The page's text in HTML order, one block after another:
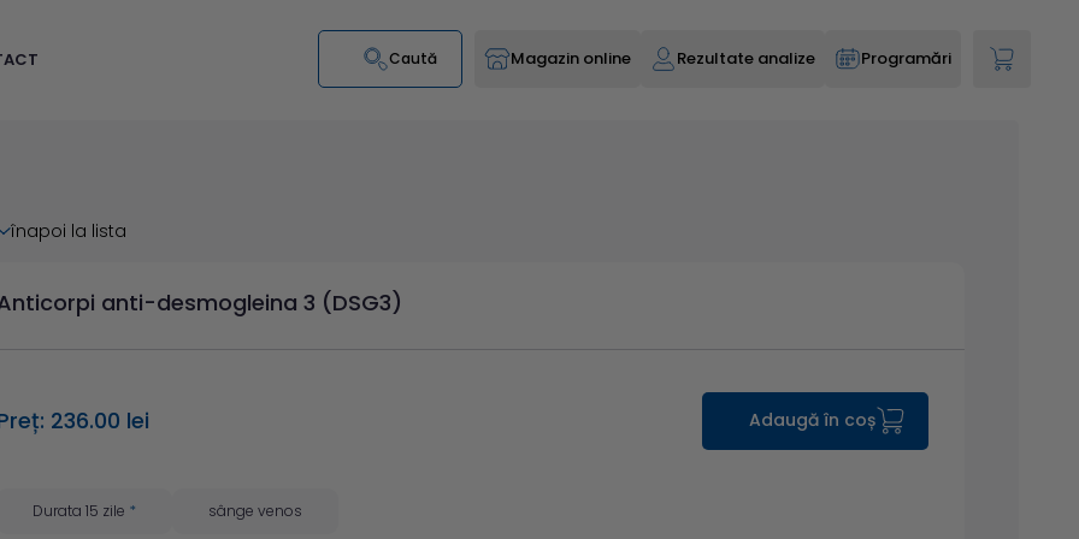
Caută Magazin online Rezultate analize Programări
înapoi la lista
anti-desmogleina 3 (DSG3)
236.00 lei Adaugă în coș
Durata 15 zile * sânge venos